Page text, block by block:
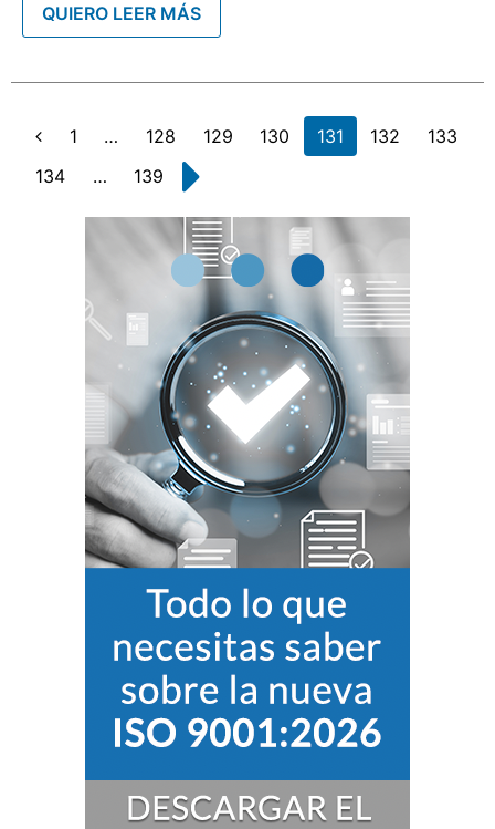
QUIERO LEER MÁS
AnteriorPage
1 … Page
128 Page
129 Page
130 Page
131 Page
132 Page
133
Page
134 … Page
139 Siguiente